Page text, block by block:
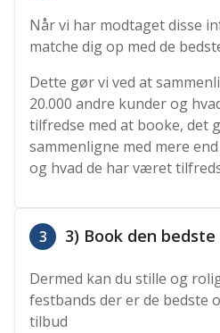
Når vi har modtaget disse
matche dig op med de
Dette gør vi ved at
20.000 andre kunder og
tilfredse med at booke, det
sammenligne med mere
og hvad de har været
3 3) Book den bedste
Dermed kan du stille og
festbands der er de bedste
tilbud